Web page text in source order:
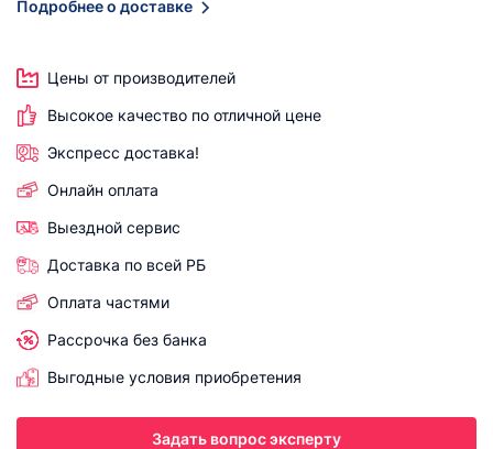
Подробнее о доставке
Цены от производителей
Высокое качество по отличной цене
Экспресс доставка!
Онлайн оплата
Выездной сервис
Доставка по всей РБ
Оплата частями
Рассрочка без банка
Выгодные условия приобретения
Задать вопрос эксперту